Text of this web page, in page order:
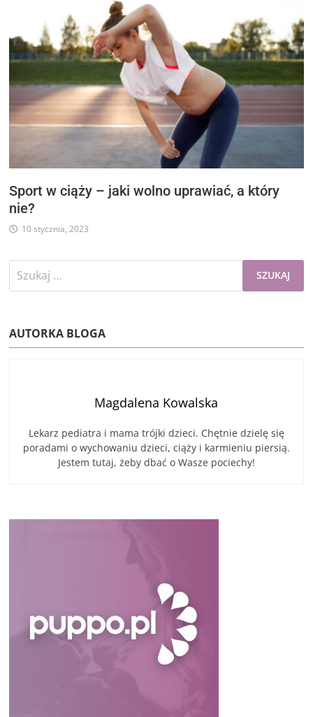
Sport w ciąży – jaki wolno uprawiać, a który
nie?
10 stycznia, 2023
Szukaj:
AUTORKA BLOGA
Magdalena Kowalska
Lekarz pediatra i mama trójki dzieci. Chętnie dzielę się
poradami o wychowaniu dzieci, ciąży i karmieniu piersią.
Jestem tutaj, żeby dbać o Wasze pociechy!